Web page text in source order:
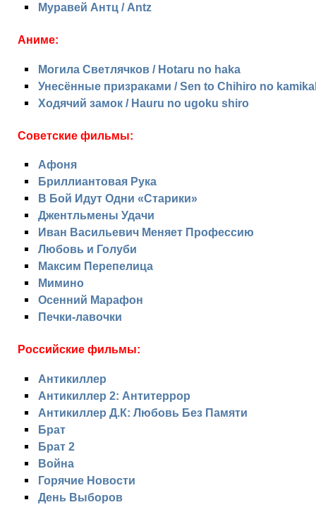
Муравей Антц / Antz
Аниме:
Могила Светлячков / Hotaru no haka
Унесённые призраками / Sen to Chihiro no
Ходячий замок / Hauru no ugoku shiro
Советские фильмы:
Афоня
Бриллиантовая Рука
В Бой Идут Одни «Старики»
Джентльмены Удачи
Иван Васильевич Меняет Профессию
Любовь и Голуби
Максим Перепелица
Мимино
Осенний Марафон
Печки-лавочки
Российские фильмы:
Антикиллер
Антикиллер 2: Антитеррор
Антикиллер Д.К: Любовь Без Памяти
Брат
Брат 2
Война
Горячие Новости
День Выборов